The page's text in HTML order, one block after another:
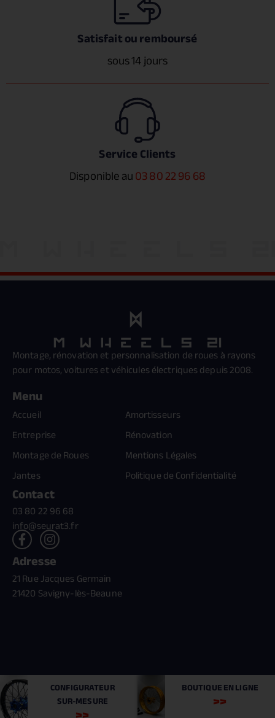
Satisfait ou remboursé
sous 14 jours
Service Clients
Disponible au03 80 22 96 68
Montage, rénovation et personnalisation de roues à rayons
pour motos, voitures et véhicules électriques depuis 2008.
Menu
Accueil
Entreprise
Montage de Roues
Jantes
Amortisseurs
Rénovation
Mentions Légales
Politique de Confidentialité
Contact
03 80 22 96 68
info@seurat3.fr
Adresse
21 Rue Jacques Germain
21420 Savigny-lès-Beaune
Création // benn.fr& Référencement // monsieur-motcle.com
CONFIGURATEUR
SUR-MESURE
BOUTIQUEEN LIGNE